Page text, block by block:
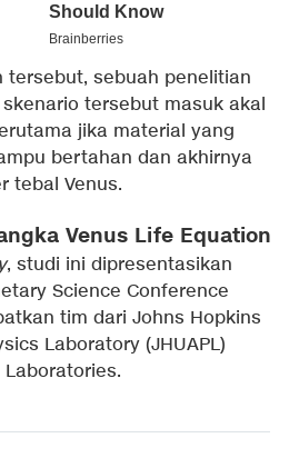
tersebut, sebuah penelitian
tersebut masuk akal
jika material yang
bertahan dan akhirnya
tebal Venus.
Venus Life Equation
, studi ini dipresentasikan
Science Conference
tim dari Johns Hopkins
Laboratory (JHUAPL)